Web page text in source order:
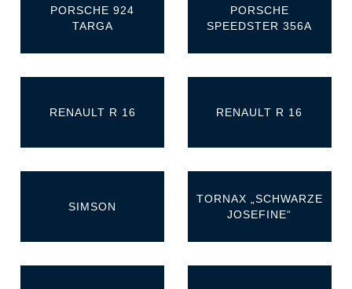
PORSCHE 924
TARGA
PORSCHE
SPEEDSTER 356A
RENAULT R 16 RENAULT R 16
SIMSON
TORNAX „SCHWARZE
JOSEFINE“